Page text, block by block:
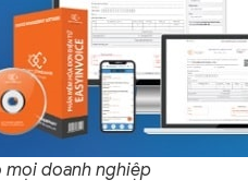
mọi doanh nghiệp